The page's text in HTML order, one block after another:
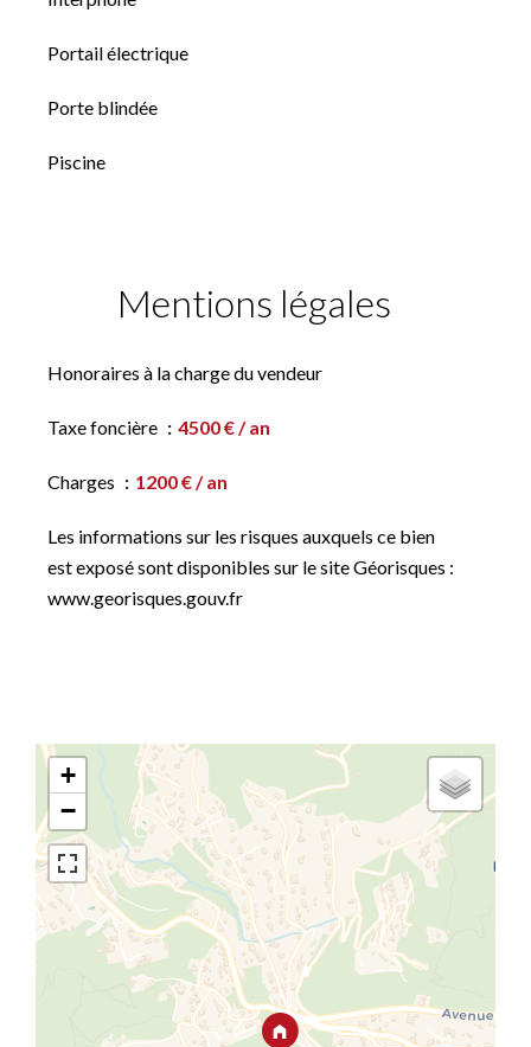
Portail électrique
Porte blindée
Piscine
Mentions légales
Honoraires à la charge du vendeur
Taxe foncière 4500 € / an
Charges 1200 € / an
Les informations sur les risques auxquels ce bien
est exposé sont disponibles sur le site Géorisques :
www.georisques.gouv.fr
+
−